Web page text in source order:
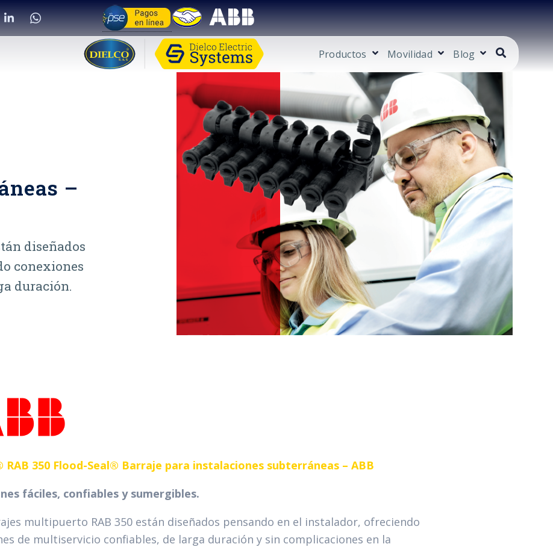
Productos Movilidad Blog
–
diseñados
conexiones
duración.
RAB 350 Flood-Seal® Barraje para instalaciones subterráneas – ABB
fáciles, confiables y sumergibles.
multipuerto RAB 350 están diseñados pensando en el instalador, ofreciendo
de multiservicio confiables, de larga duración y sin complicaciones en la